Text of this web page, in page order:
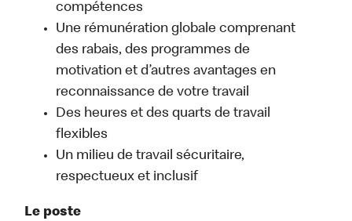
compétences
Une rémunération globale comprenant
des rabais, des programmes de
motivation et d’autres avantages en
reconnaissance de votre travail
Des heures et des quarts de travail
flexibles
Un milieu de travail sécuritaire,
respectueux et inclusif
Le poste